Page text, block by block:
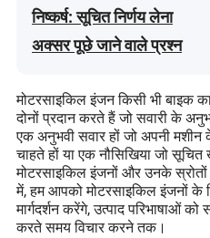
निष्कर्ष: सूचित निर्णय लेना
अक्सर पूछे जाने वाले प्रश्न
मोटरसाइकिल इंजन किसी भी बाइक
दोनों प्रदान करते हैं जो सवारी के
एक अनुभवी सवार हों जो अपनी
चाहते हों या एक नौसिखिया जो सूचित
मोटरसाइकिल इंजनों और उनके
में, हम आपको मोटरसाइकिल इंजनों के
मार्गदर्शन करेंगे, उत्पाद परिभाषाओं
करते समय विचार करने तक।